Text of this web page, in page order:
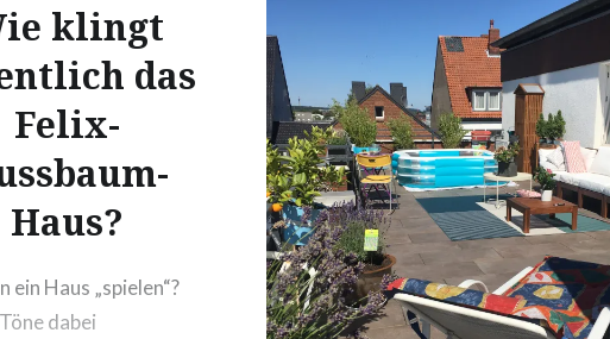
klingt
das
Felix-
Haus?
ein Haus „spielen“?
dabei